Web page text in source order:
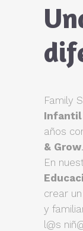
Family
Infantil
años
& Grow.
En
crear un
y
l@s